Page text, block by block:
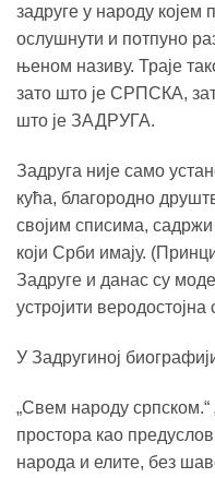
задруге у народу
ослушнути и потпуно
њеном називу. Траје
зато што је СРПСКА,
што је ЗАДРУГА.
Задруга није само
кућа, благородно
својим списима,
који Срби имају.
Задруге и данас су
устројити
У Задругиној
„Свем народу српском.“
простора као
народа и елите, без